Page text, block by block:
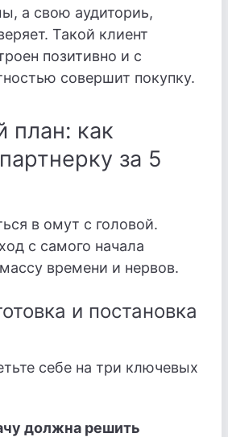
а свою аудиториь,
Такой клиент
позитивно и с
совершит покупку.
план: как
за 5
в омут с головой.
с самого начала
времени и нервов.
и постановка
себе на три ключевых
должна решить